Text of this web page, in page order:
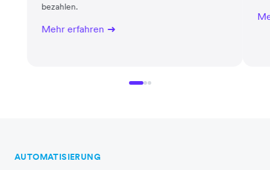
bezahlen.
Mehr erfahren
AUTOMATISIERUNG